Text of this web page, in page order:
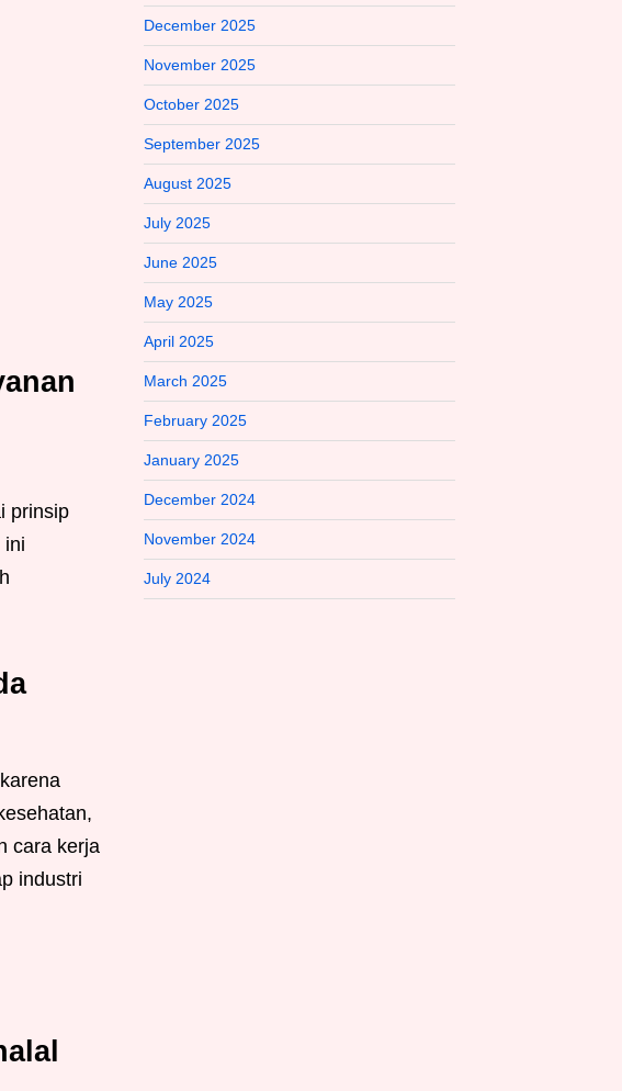
prinsip
ini
cara kerja
industri
December 2025
November 2025
October 2025
September 2025
August 2025
July 2025
June 2025
May 2025
April 2025
March 2025
February 2025
January 2025
December 2024
November 2024
July 2024